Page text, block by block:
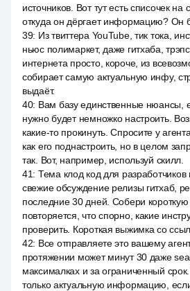
источников. Вот тут есть списочек на
откуда он дёргает информацию? Он
39: Из твиттера YouTube, тик тока,
ньюс полимаркет, даже гитхаба,
интернета просто, короче, из
собирает самую актуальную инфу,
выдаёт.
40: Вам базу единственные нюансы,
нужно будет немножко настроить.
какие-то прокинуть. Спросите у
как его поднастроить, но в целом
так. Вот, например, используй скилл.
41: Тема клод код для разработчиков
свежие обсуждение релизы гитхаб,
последние 30 дней. Собери
повторяется, что спорно, какие
проверить. Короткая выжимка со
42: Все отправляете это вашему
протяжении может минут 30 даже
максималках и за ограниченный
только актуальную информацию,